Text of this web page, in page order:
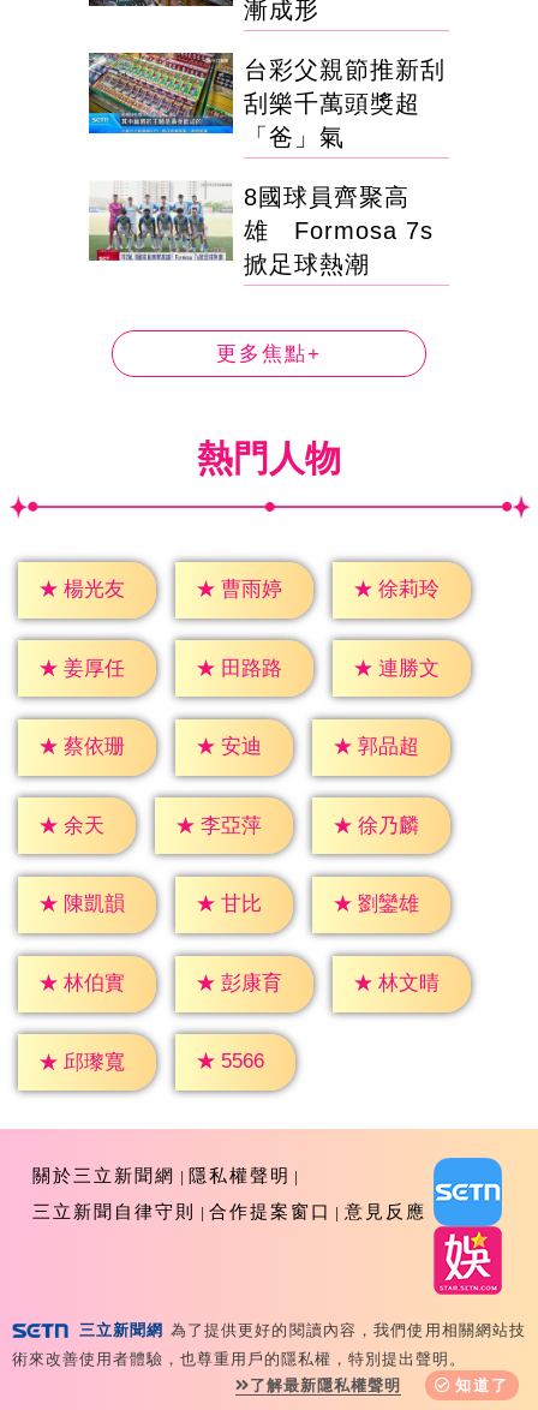
漸成形
台彩父親節推新刮
刮樂千萬頭獎超
「爸」氣
8國球員齊聚高
雄 Formosa 7s
掀足球熱潮
更多焦點+
熱門人物
★ 楊光友 ★ 曹雨婷 ★ 徐莉玲
★ 姜厚任 ★ 田路路 ★ 連勝文
★ 蔡依珊 ★ 安迪 ★ 郭品超
★ 余天 ★ 李亞萍 ★ 徐乃麟
★ 陳凱韻 ★ 甘比 ★ 劉鑾雄
★ 林伯實 ★ 彭康育 ★ 林文晴
★ 邱瓈寬 ★ 5566
關於三立新聞網
隱私權聲明
三立新聞自律守則
合作提案窗口 意見反應
Copyright ©2026 Sanlih E-Television All Rights
Reserved 版權所有 盜用必究 台北市內湖區舊宗路一段159
號 02-8792-8888
三立新聞網 為了提供更好的閱讀內容，我們使用相關網站技
術來改善使用者體驗，也尊重用戶的隱私權，特別提出聲明。
了解最新隱私權聲明
知道了